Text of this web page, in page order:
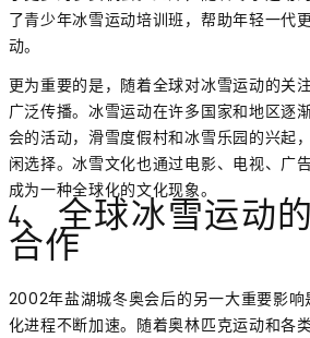
了青少年冰雪运动培训班，帮助年轻一代
动。
更为重要的是，随着全球对冰雪运动的关
广泛传播。冰雪运动在许多国家和地区逐
会的活动，滑雪度假村和冰雪乐园的兴起
闲选择。冰雪文化也通过电影、电视、广
成为一种全球化的文化现象。
4、全球冰雪运动
合作
2002年盐湖城冬奥会后的另一大重要影
化进程不断加速。随着奥林匹克运动和各